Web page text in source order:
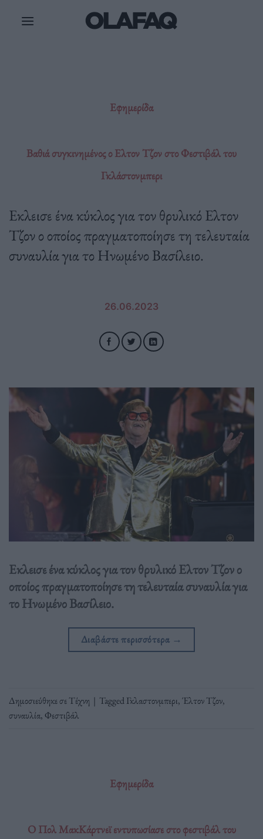
Εφημερίδα
Βαθιά συγκινημένος ο Ελτον Τζον στο Φεστιβάλ του
Γκλάστονμπερι
Εκλεισε ένα κύκλος για τον θρυλικό Ελτον
Τζον ο οποίος πραγματοποίησε τη τελευταία
συναυλία για το Ηνωμένο Βασίλειο.
26.06.2023
Εκλεισε ένα κύκλος για τον θρυλικό Ελτον Τζον ο
οποίος πραγματοποίησε τη τελευταία συναυλία για
το Ηνωμένο Βασίλειο.
Διαβάστε περισσότερα →
Δημοσιεύθηκε σεΤέχνη | TaggedΓκλαστονμπερι,Έλτον Τζον,
συναυλία, Φεστιβάλ
Εφημερίδα
Ο Πολ ΜακΚάρτνεϊ εντυπωσίασε στο φεστιβάλ του